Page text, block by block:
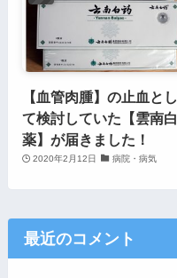
【血管肉腫】の止血とし
て検討していた【雲南白
薬】が届きました！
2020年2月12日 病院・病気
最近のコメント